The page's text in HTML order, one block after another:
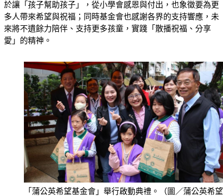
於讓「孩子幫助孩子」，從小學會感恩與付出，也象徵要為更
多人帶來希望與祝福；同時基金會也感謝各界的支持響應，未
來將不遺餘力陪伴、支持更多孩童，實踐「散播祝福、分享
愛」的精神。
「蒲公英希望基金會」舉行啟動典禮。（圖／蒲公英希